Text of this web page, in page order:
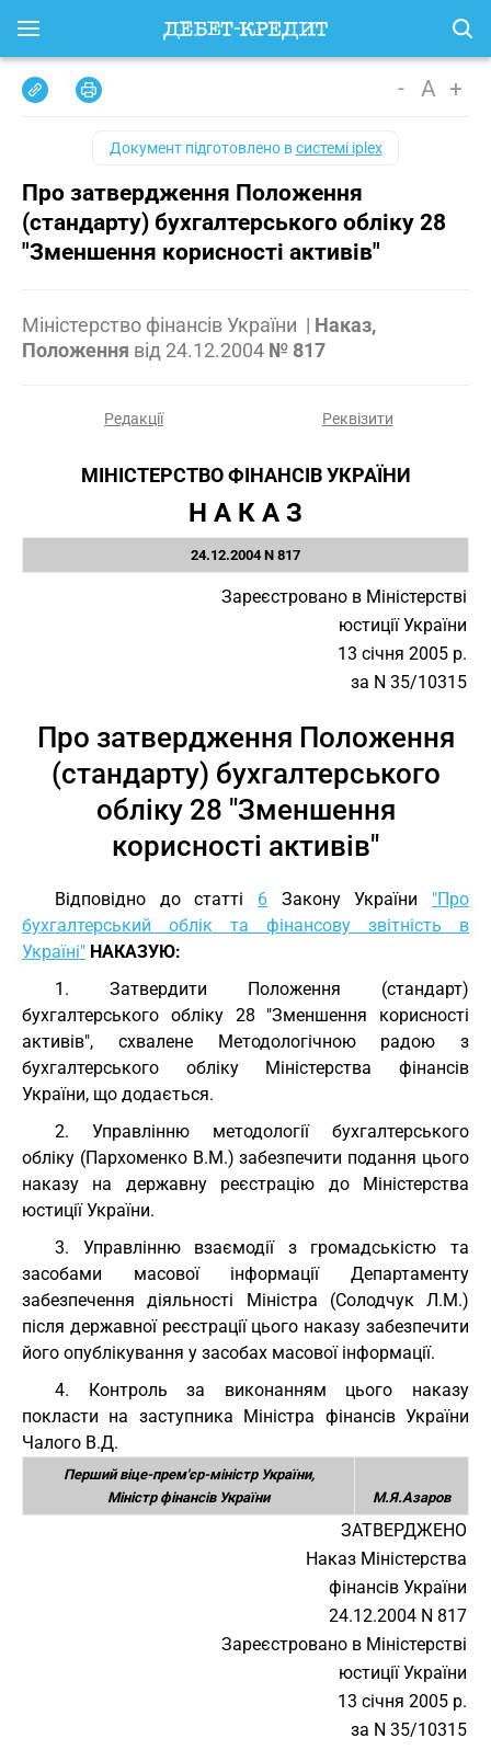
- A +
Документ підготовлено всистемі iplex
Про затвердження Положення
(стандарту) бухгалтерського обліку 28
"Зменшення корисності активів"
Міністерство фінансів України | Наказ,
Положення від 24.12.2004 № 817
Редакції Реквізити
МІНІСТЕРСТВО ФІНАНСІВ УКРАЇНИ
Н А К А З
24.12.2004 N 817
Зареєстровано в Міністерстві
юстиції України
13 січня 2005 р.
за N 35/10315
Про затвердження Положення
(стандарту) бухгалтерського
обліку 28 "Зменшення
корисності активів"
Відповідно до статті 6 Закону України "Про
бухгалтерський облік та фінансову звітність в
Україні" НАКАЗУЮ:
1. Затвердити Положення (стандарт)
бухгалтерського обліку 28 "Зменшення корисності
активів", схвалене Методологічною радою з
бухгалтерського обліку Міністерства фінансів
України, що додається.
2. Управлінню методології бухгалтерського
обліку (Пархоменко В.М.) забезпечити подання цього
наказу на державну реєстрацію до Міністерства
юстиції України.
3. Управлінню взаємодії з громадськістю та
засобами масової інформації Департаменту
забезпечення діяльності Міністра (Солодчук Л.М.)
після державної реєстрації цього наказу забезпечити
його опублікування у засобах масової інформації.
4. Контроль за виконанням цього наказу
покласти на заступника Міністра фінансів України
Чалого В.Д.
Перший віце-прем'єр-міністр України,
Міністр фінансів України
М.Я.Азаров
ЗАТВЕРДЖЕНО
Наказ Міністерства
фінансів України
24.12.2004 N 817
Зареєстровано в Міністерстві
юстиції України
13 січня 2005 р.
за N 35/10315